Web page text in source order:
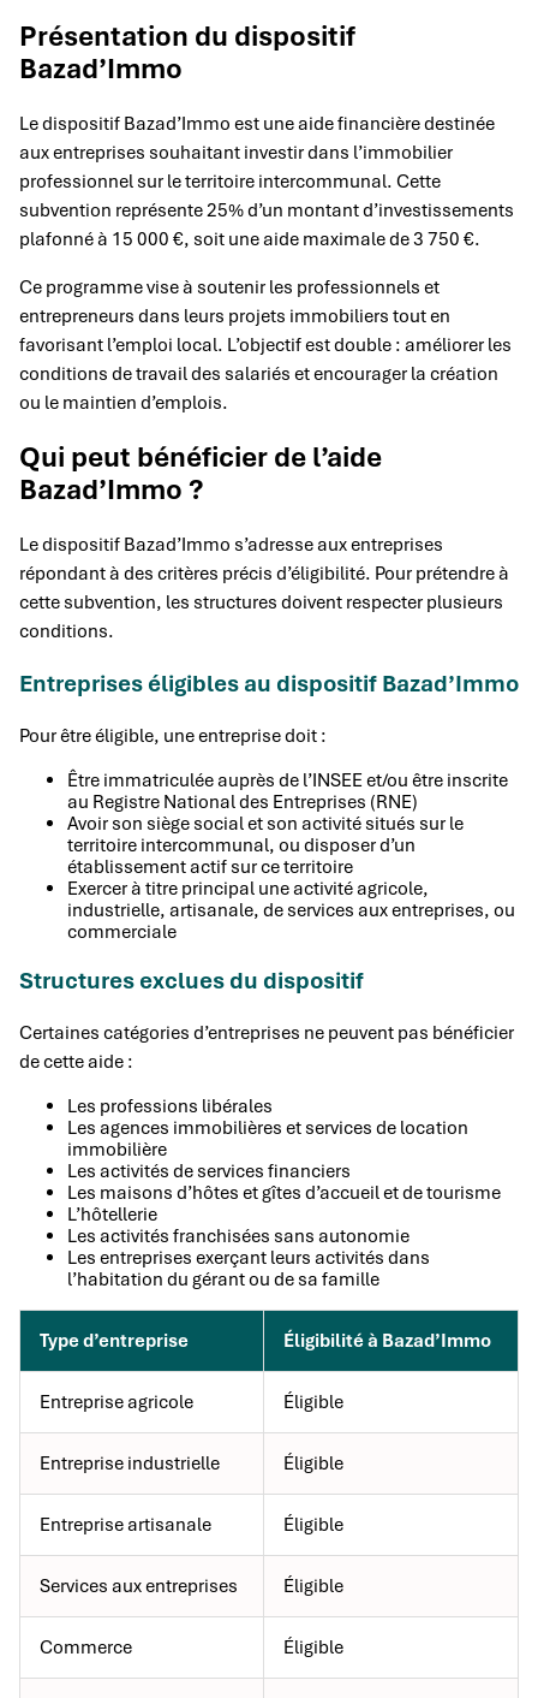
Présentation du dispositif
Bazad’Immo
Le dispositif Bazad’Immo est une aide financière destinée
aux entreprises souhaitant investir dans l’immobilier
professionnel sur le territoire intercommunal. Cette
subvention représente 25% d’un montant d’investissements
plafonné à 15 000 €, soit une aide maximale de 3 750 €.
Ce programme vise à soutenir les professionnels et
entrepreneurs dans leurs projets immobiliers tout en
favorisant l’emploi local. L’objectif est double : améliorer les
conditions de travail des salariés et encourager la création
ou le maintien d’emplois.
Qui peut bénéficier de l’aide
Bazad’Immo ?
Le dispositif Bazad’Immo s’adresse aux entreprises
répondant à des critères précis d’éligibilité. Pour prétendre à
cette subvention, les structures doivent respecter plusieurs
conditions.
Entreprises éligibles au dispositif Bazad’Immo
Pour être éligible, une entreprise doit :
Être immatriculée auprès de l’INSEE et/ou être inscrite
au Registre National des Entreprises (RNE)
Avoir son siège social et son activité situés sur le
territoire intercommunal, ou disposer d’un
établissement actif sur ce territoire
Exercer à titre principal une activité agricole,
industrielle, artisanale, de services aux entreprises, ou
commerciale
Structures exclues du dispositif
Certaines catégories d’entreprises ne peuvent pas bénéficier
de cette aide :
Les professions libérales
Les agences immobilières et services de location
immobilière
Les activités de services financiers
Les maisons d’hôtes et gîtes d’accueil et de tourisme
L’hôtellerie
Les activités franchisées sans autonomie
Les entreprises exerçant leurs activités dans
l’habitation du gérant ou de sa famille
Type d’entreprise Éligibilité à Bazad’Immo
Entreprise agricole Éligible
Entreprise industrielle Éligible
Entreprise artisanale Éligible
Services aux entreprises Éligible
Commerce Éligible